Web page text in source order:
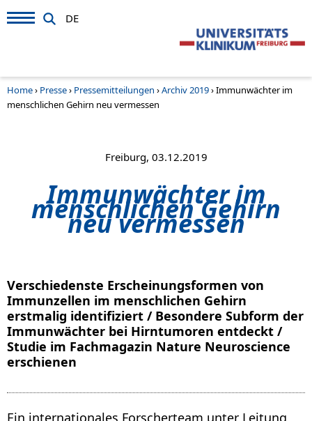
DE
Home› Presse› Pressemitteilungen ›Archiv 2019›Immunwächter im
menschlichen Gehirn neu vermessen
Freiburg, 03.12.2019
Immunwächter im
menschlichen Gehirn
neu vermessen
Verschiedenste Erscheinungsformen von
Immunzellen im menschlichen Gehirn
erstmalig identifiziert / Besondere Subform der
Immunwächter bei Hirntumoren entdeckt /
Studie im Fachmagazin Nature Neuroscience
erschienen
Ein internationales Forscherteam unter Leitung